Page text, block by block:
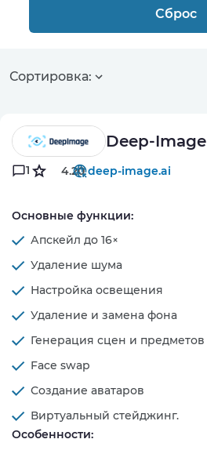
Сброс
Сортировка:
Deep-Image
1 4.20deep-image.ai
Основные функции:
Апскейл до 16×
Удаление шума
Настройка освещения
Удаление и замена фона
Генерация сцен и предметов
Face swap
Создание аватаров
Виртуальный стейджинг.
Особенности: